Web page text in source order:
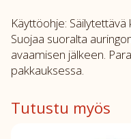
Käyttöohje: Säilytettävä
Suojaa suoralta
avaamisen jälkeen.
pakkauksessa.
Tutustu myös